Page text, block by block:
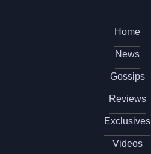
Home
News
Gossips
Reviews
Exclusives
Videos